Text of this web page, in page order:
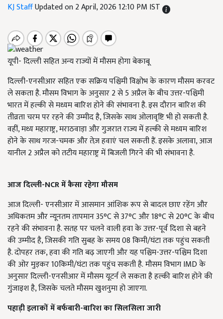
KJ StaffUpdated on 2 April, 2026 12:10 PM IST
यूपी- दिल्ली सहित अन्य राज्यों में मौसम होगा बेकाबू
दिल्ली-एनसीआर सहित एक सक्रिय पश्चिमी विक्षोभ के कारण मौसम करवट
ले सकता है. मौसम विभाग के अनुसार 2 से 5 अप्रैल के बीच उत्तर-पश्चिमी
भारत में हल्की से मध्यम बारिश होने की संभावना है. इस दौरान बारिश की
तीव्रता चरम पर रहने की उम्मीद है, जिसके साथ ओलावृष्टि भी हो सकती है.
वहीं, मध्य महाराष्ट्र, मराठवाड़ा और गुजरात राज्य में हल्की से मध्यम बारिश
होने के साथ गरज-चमक और तेज़ हवाएं चल सकती हैं. इसके अलावा, आज
यानील 2 अप्रैल को तटीय महाराष्ट्र में बिजली गिरने की भी संभावना है.
आज दिल्ली-NCR में कैसा रहेगा मौसम
आज दिल्ली- एनसीआर में आसमान आंशिक रूप से बादल छाए रहेंग और
अधिकतम और न्यूनतम तापमान 35°C से 37°C और 18°C ​​से 20°C के बीच
रहने की संभावना है. सतह पर चलने वाली हवा के उत्तर-पूर्व दिशा से बहने
की उम्मीद है, जिसकी गति सुबह के समय 08 किमी/घंटा तक पहुंच सकती
है. दोपहर तक, हवा की गति बढ़ जाएगी और यह पश्चिम-उत्तर-पश्चिम दिशा
की ओर मुड़कर 10किमी/घंटा तक पहुंच सकती है.मौसम विभाग IMD के
अनुसार दिल्ली-एनसीआर में मौसम यूटर्न ले सकता है हल्की बारिश होने की
गुंजाइश है, जिसके चलते मौसम खुशनुमा हो जाएगा.
पहाड़ी इलाकों में बर्फबारी-बारिश का सिलसिला जारी